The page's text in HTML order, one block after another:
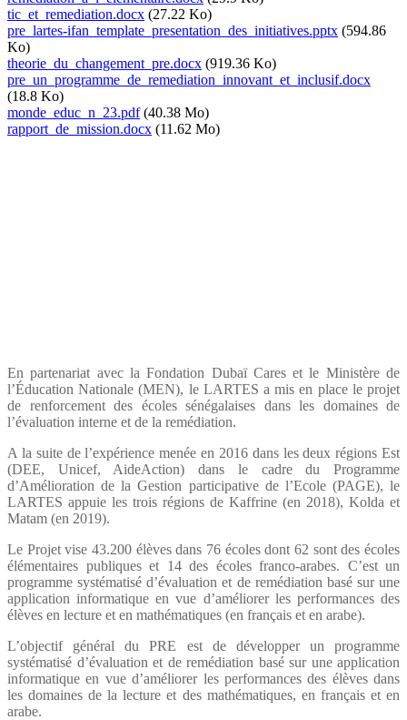
Document
tic_et_remediation.docx (27.22 Ko)
Document
pre_lartes-ifan_template_presentation_des_initiatives.pptx (594.86
Ko)
Document
theorie_du_changement_pre.docx (919.36 Ko)
Document
pre_un_programme_de_remediation_innovant_et_inclusif.docx
(18.8 Ko)
Document
monde_educ_n_23.pdf (40.38 Mo)
Document
rapport_de_mission.docx (11.62 Mo)
En partenariat avec la Fondation Dubaï Cares et le Ministère de
l’Éducation Nationale (MEN), le LARTES a mis en place le projet
de renforcement des écoles sénégalaises dans les domaines de
l’évaluation interne et de la remédiation.
A la suite de l’expérience menée en 2016 dans les deux régions Est
(DEE, Unicef, AideAction) dans le cadre du Programme
d’Amélioration de la Gestion participative de l’Ecole (PAGE), le
LARTES appuie les trois régions de Kaffrine (en 2018), Kolda et
Matam (en 2019).
Le Projet vise 43.200 élèves dans 76 écoles dont 62 sont des écoles
élémentaires publiques et 14 des écoles franco-arabes. C’est un
programme systématisé d’évaluation et de remédiation basé sur une
application informatique en vue d’améliorer les performances des
élèves en lecture et en mathématiques (en français et en arabe).
L’objectif général du PRE est de développer un programme
systématisé d’évaluation et de remédiation basé sur une application
informatique en vue d’améliorer les performances des élèves dans
les domaines de la lecture et des mathématiques, en français et en
arabe.